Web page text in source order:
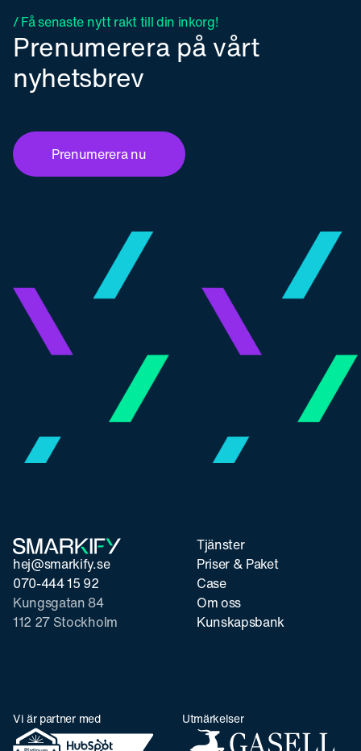
/ Få senaste nytt rakt till din inkorg!
Prenumerera på vårt
nyhetsbrev
Prenumerera nu
hej@smarkify.se
070-444 15 92
Kungsgatan 84
112 27 Stockholm
Tjänster
Priser & Paket
Case
Om oss
Kunskapsbank
Vi är partner med Utmärkelser